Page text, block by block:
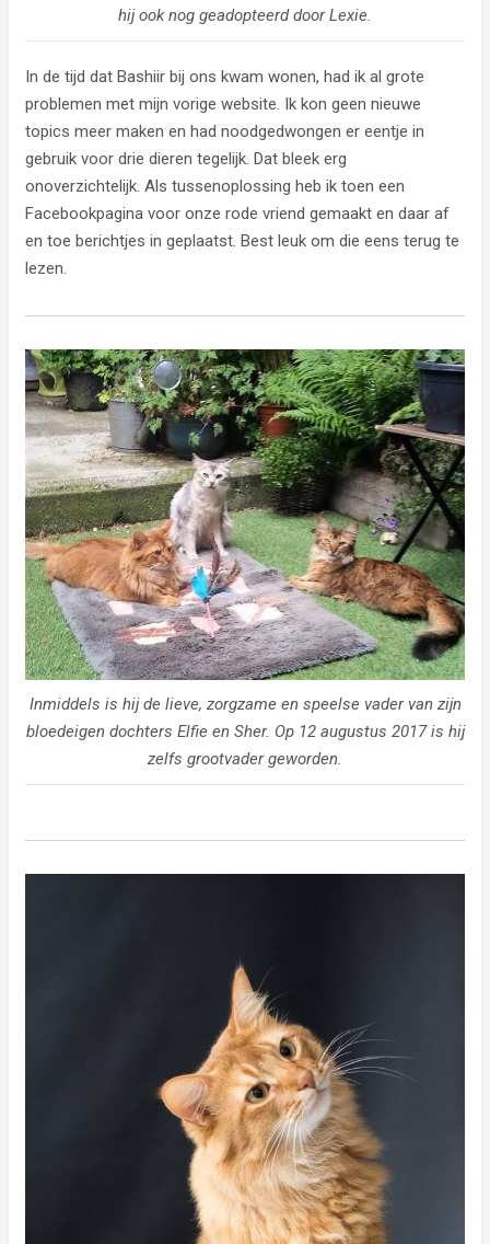
hij ook nog geadopteerd door Lexie.
In de tijd dat Bashiir bij ons kwam wonen, had ik al grote
problemen met mijn vorige website. Ik kon geen nieuwe
topics meer maken en had noodgedwongen er eentje in
gebruik voor drie dieren tegelijk. Dat bleek erg
onoverzichtelijk. Als tussenoplossing heb ik toen een
Facebookpagina voor onze rode vriend gemaakt en daar af
en toe berichtjes in geplaatst. Best leuk om die eens terug te
lezen.
Inmiddels is hij de lieve, zorgzame en speelse vader van zijn
bloedeigen dochters Elfie en Sher. Op 12 augustus 2017 is hij
zelfs grootvader geworden.